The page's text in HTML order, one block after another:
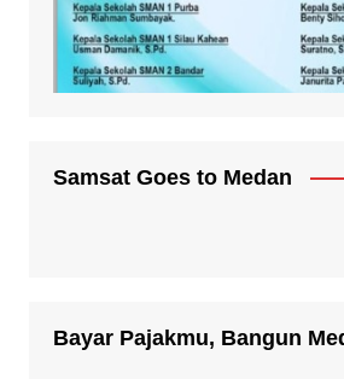
Samsat Goes to Medan
Bayar Pajakmu, Bangun